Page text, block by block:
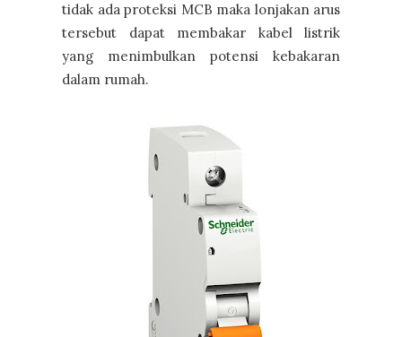
tidak ada proteksi MCB maka lonjakan arus
tersebut dapat membakar kabel listrik
yang menimbulkan potensi kebakaran
dalam rumah.